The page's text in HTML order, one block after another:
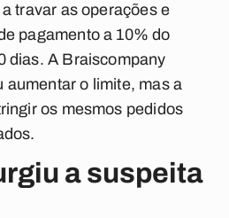
travar as operações e
pagamento a 10% do
dias. A Braiscompany
aumentar o limite, mas a
os mesmos pedidos
a suspeita